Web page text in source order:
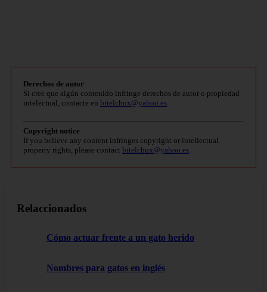
Derechos de autor
Si cree que algún contenido infringe derechos de autor o propiedad
intelectual, contacte en bitelchux@yahoo.es
Copyright notice
If you believe any content infringes copyright or intellectual
property rights, please contact bitelchux@yahoo.es
Relaccionados
Cómo actuar frente a un gato herido
Nombres para gatos en inglés